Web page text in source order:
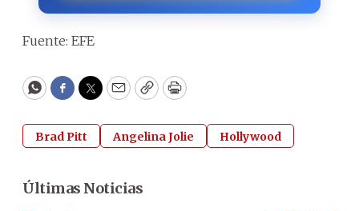
Fuente: EFE
WhatsApp
Facebook
Twitter
EmailCopyPrint
Brad Pitt Angelina Jolie Hollywood
Últimas Noticias